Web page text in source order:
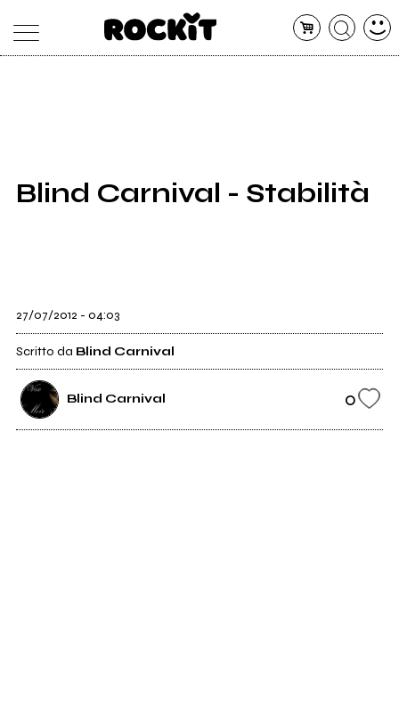
SHOP
Blind Carnival - Stabilità
27/07/2012 - 04:03
Scritto da Blind Carnival
Blind Carnival 0